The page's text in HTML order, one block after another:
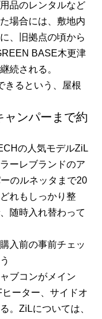
品のレンタルなど
場合には、敷地内
、旧拠点の頃から
BASE木更津
続される。
きるという、屋根
ャンパーまで約
の人気モデルZiL
ーレブランドのア
のルネッタまで20
れもしっかり整
随時入れ替わって
入前の事前チェッ
ブコンがメイン
ーター、サイドオ
。ZiLについては、